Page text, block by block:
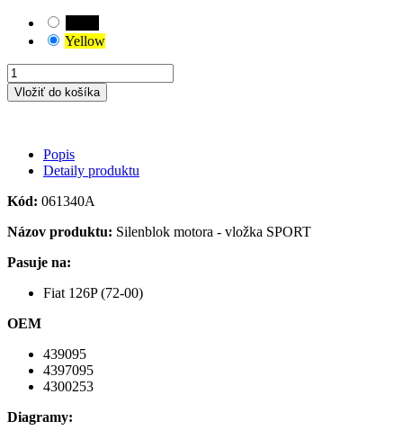
Yellow
Vložiť do košíka
Popis
Detaily produktu
Kód: 061340A
Názov produktu: Silenblok motora - vložka SPORT
Pasuje na:
Fiat 126P (72-00)
OEM
439095
4397095
4300253
Diagramy: